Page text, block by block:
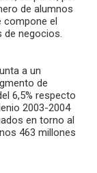
de alumnos
compone el
de negocios.
a un
de
6,5% respecto
2003-2004
en torno al
463 millones